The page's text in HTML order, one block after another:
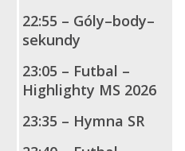
22:55 – Góly–body–
sekundy
23:05 – Futbal –
Highlighty MS 2026
23:35 – Hymna SR